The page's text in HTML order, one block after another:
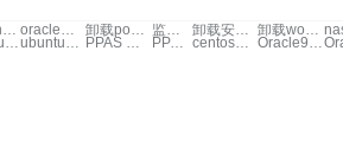
windows 下的linux系统 oracle卸载 卸载postgresql 监控插件卸载 卸载安骑士 卸载wordpress
ubuntu 卸载vmware ubuntu卸载apache PPAS 卸载postgresql PPAS oracle卸载 centos卸载vnc Oracle9i的全文检索技术开发者网络Oracle